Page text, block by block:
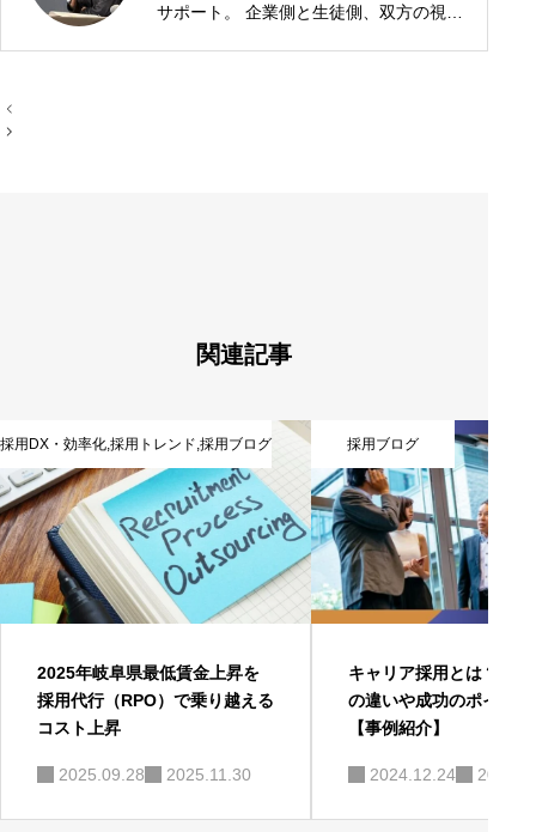
サポート。 企業側と生徒側、双方の視点
投
稿
関連記事
採用DX・効率化 採用トレンド 採用ブログ
2025年岐阜県最低賃金上昇を
採用代行（RPO）で乗り越える
コスト上昇
2025.09.28 2025.11.30
採用ブログ
キャリア採用とは？中
の違いや成功のポイン
【事例紹介】
2024.12.24